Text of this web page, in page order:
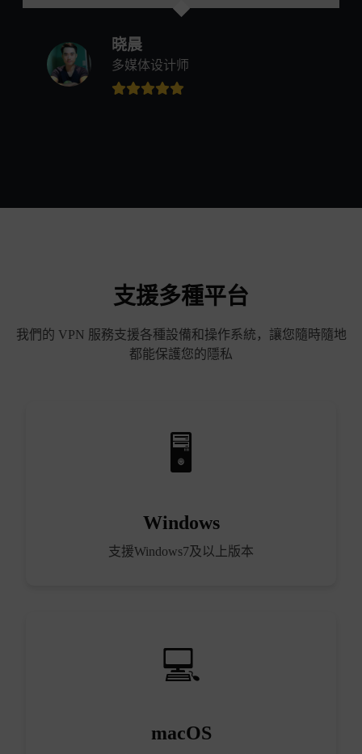
晓晨
多媒体设计师
支援多種平台
我們的 VPN 服務支援各種設備和操作系統，讓您隨時隨地
都能保護您的隱私
Windows
支援Windows7及以上版本
macOS